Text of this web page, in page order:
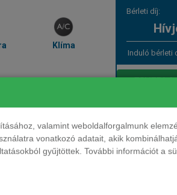
valamint weboldalforgalmunk
vonatkozó adatait, akik
gyűjtöttek. További információt a
Klíma
Bérleti díj:
Induló bérleti
EGYEDI